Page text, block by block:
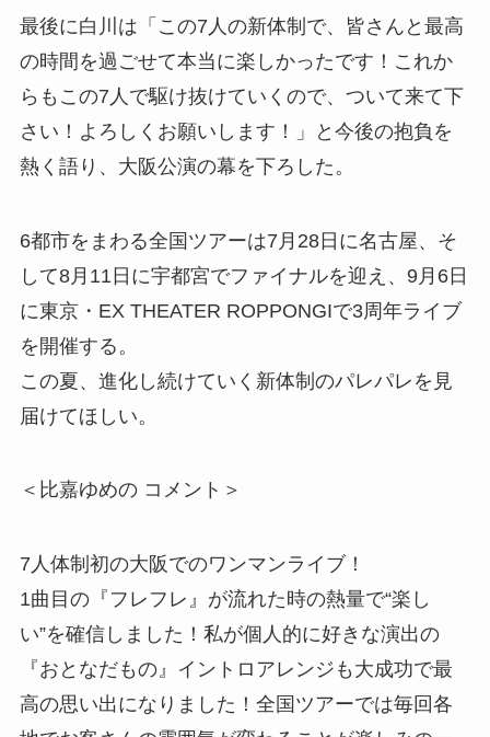
最後に白川は「この7人の新体制で、皆さんと最高
の時間を過ごせて本当に楽しかったです！これか
らもこの7人で駆け抜けていくので、ついて来て下
さい！よろしくお願いします！」と今後の抱負を
熱く語り、大阪公演の幕を下ろした。
6都市をまわる全国ツアーは7月28日に名古屋、そ
して8月11日に宇都宮でファイナルを迎え、9月6日
に東京・EX THEATER ROPPONGIで3周年ライブ
を開催する。
この夏、進化し続けていく新体制のパレパレを見
届けてほしい。
＜比嘉ゆめの コメント＞
7人体制初の大阪でのワンマンライブ！
1曲目の『フレフレ』が流れた時の熱量で“楽し
い”を確信しました！私が個人的に好きな演出の
『おとなだもの』イントロアレンジも大成功で最
高の思い出になりました！全国ツアーでは毎回各